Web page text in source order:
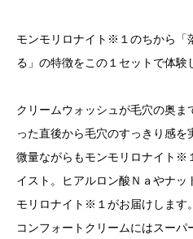
モンモリロナイト※１のちから
る」の特徴をこの１セットで体験
クリームウォッシュが毛穴の奥
った直後から毛穴のすっきり感を
微量ながらもモンモリロナイト※
イスト。ヒアルロン酸Ｎａやナ
モリロナイト※１がお届けします。
コンフォートクリームにはスー